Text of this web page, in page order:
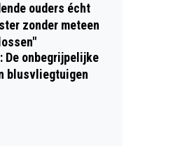
ouders écht
zonder meteen
De onbegrijpelijke
blusvliegtuigen